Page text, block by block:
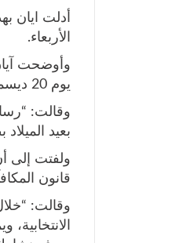
أدلت ايان
الأربعاء.
وأوضحت
يوم 20 ديسمبر وستنتهي في 20 مارس من العام المقبل.
وقالت:
بعيد
ولفتت إلى
قانون
وقالت: